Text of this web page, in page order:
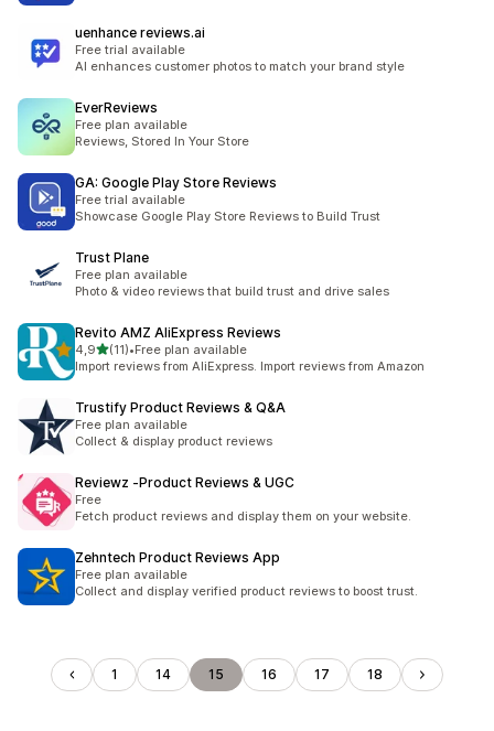
uenhance reviews.ai
Free trial available
AI enhances customer photos to match your brand style
EverReviews
Free plan available
Reviews, Stored In Your Store
GA: Google Play Store Reviews
Free trial available
Showcase Google Play Store Reviews to Build Trust
Trust Plane
Free plan available
Photo & video reviews that build trust and drive sales
Revito AMZ AliExpress Reviews
4,9/ 5 tähteä
(11)
11 arvostelua yhteensä
•Free plan available
Import reviews from AliExpress. Import reviews from Amazon
Trustify Product Reviews & Q&A
Free plan available
Collect & display product reviews
Reviewz ‑Product Reviews & UGC
Free
Fetch product reviews and display them on your website.
Zehntech Product Reviews App
Free plan available
Collect and display verified product reviews to boost trust.
1 14 15 16 17 18